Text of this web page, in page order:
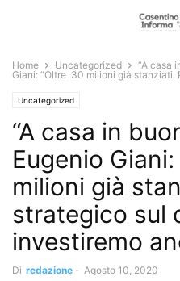
Home Uncategorized
“A casa
Giani: “Oltre 30 milioni già stanziati.
Uncategorized
“A casa in
Eugenio
milioni già
strategico sul
investiremo
Di redazione - Agosto 10, 2020